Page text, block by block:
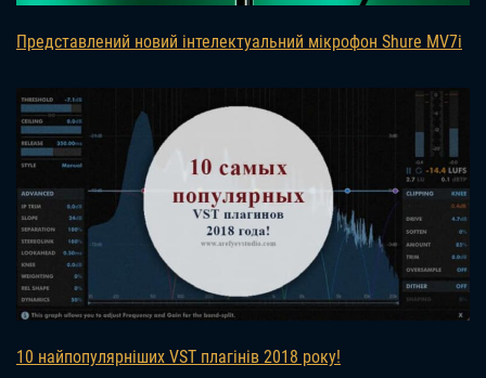
Представлений новий інтелектуальний мікрофон Shure MV7i
10 найпопулярніших VST плагінів 2018 року!